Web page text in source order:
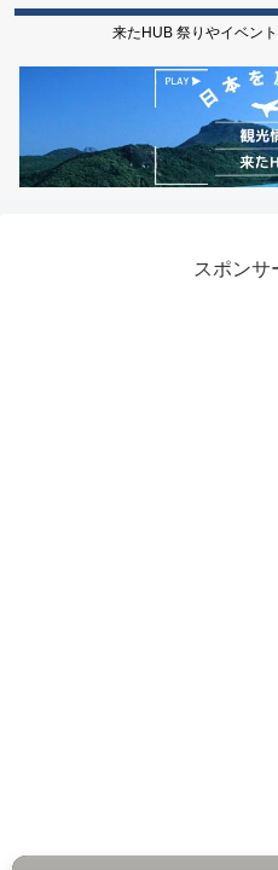
来たHUB 祭りやイベン
スポンサ